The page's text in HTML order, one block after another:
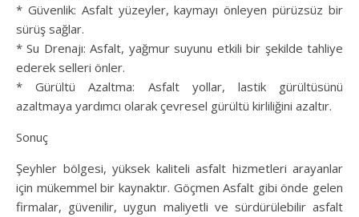
* Güvenlik: Asfalt yüzeyler, kaymayı önleyen pürüzsüz bir
sürüş sağlar.
* Su Drenajı: Asfalt, yağmur suyunu etkili bir şekilde tahliye
ederek selleri önler.
* Gürültü Azaltma: Asfalt yollar, lastik gürültüsünü
azaltmaya yardımcı olarak çevresel gürültü kirliliğini azaltır.
Sonuç
Şeyhler bölgesi, yüksek kaliteli asfalt hizmetleri arayanlar
için mükemmel bir kaynaktır. Göçmen Asfalt gibi önde gelen
firmalar, güvenilir, uygun maliyetli ve sürdürülebilir asfalt